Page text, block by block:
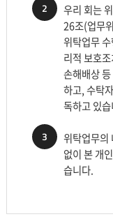
어
설
명
합
니
다.
2
우리 회는
26조(업무
위탁업무
리적 보호
손해배상
하고, 수탁
독하고 있
3
위탁업무의
없이 본 개
습니다.